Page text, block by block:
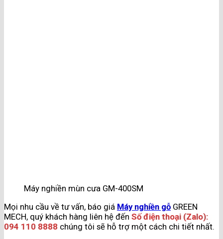
Máy nghiền mùn cưa GM-400SM
Mọi nhu cầu về tư vấn, báo giá Máy nghiền gỗ GREEN
MECH, quý khách hàng liên hệ đến Số điện thoại (Zalo):
094 110 8888 chúng tôi sẽ hỗ trợ một cách chi tiết nhất.